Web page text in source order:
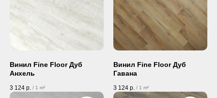
Винил Fine Floor Дуб
Анхель
3 124 р. / 1 m²
Винил Fine Floor Дуб
Гавана
3 124 р. / 1 m²